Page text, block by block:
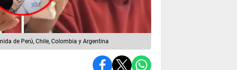
de Perú, Chile, Colombia y Argentina